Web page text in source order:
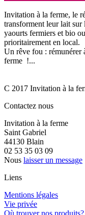
Invitation à la ferme, le
transforment leur lait sur
yaourts fermiers et bio
prioritairement en local.
Un rêve fou : rémunérer
ferme !...
C 2017 Invitation à la
Contactez nous
Invitation à la ferme
Saint Gabriel
44130 Blain
02 53 35 03 09
Nous laisser un message
Liens
Mentions légales
Vie privée
Où trouver nos produits?